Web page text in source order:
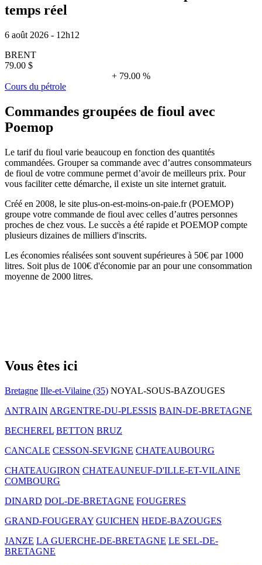
temps réel
6 août 2026 - 12h12
BRENT
79.00 $
+ 79.00 %
Cours du pétrole
Commandes groupées de fioul avec
Poemop
Le tarif du fioul varie beaucoup en fonction des quantités
commandées. Grouper sa commande avec d’autres consommateurs
de fioul de votre commune permet d’avoir de meilleurs prix. Pour
vous faciliter cette démarche, il existe un site internet gratuit.
Créé en 2008, le site plus-on-est-moins-on-paie.fr (POEMOP)
groupe votre commande de fioul avec celles d’autres personnes
proches de chez vous. Le succès a été rapide et POEMOP compte
plusieurs dizaines de milliers d'inscrits.
Les économies réalisées sont souvent supérieures à 50€ par 1000
litres. Soit plus de 100€ d'économie par an pour une consommation
moyenne de 2000 litres.
Vous êtes ici
Bretagne Ille-et-Vilaine (35) NOYAL-SOUS-BAZOUGES
ANTRAIN ARGENTRE-DU-PLESSIS BAIN-DE-BRETAGNE
BECHEREL BETTON BRUZ
CANCALE CESSON-SEVIGNE CHATEAUBOURG
CHATEAUGIRON CHATEAUNEUF-D'ILLE-ET-VILAINE
COMBOURG
DINARD DOL-DE-BRETAGNE FOUGERES
GRAND-FOUGERAY GUICHEN HEDE-BAZOUGES
JANZE LA GUERCHE-DE-BRETAGNE LE SEL-DE-
BRETAGNE